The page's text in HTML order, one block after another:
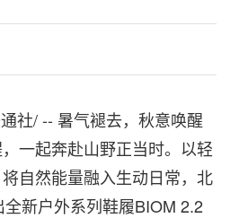
社/ -- 暑气褪去，秋意唤醒
一起奔赴山野正当时。以轻
自然能量融入生动日常，北
新户外系列鞋履BIOM 2.2